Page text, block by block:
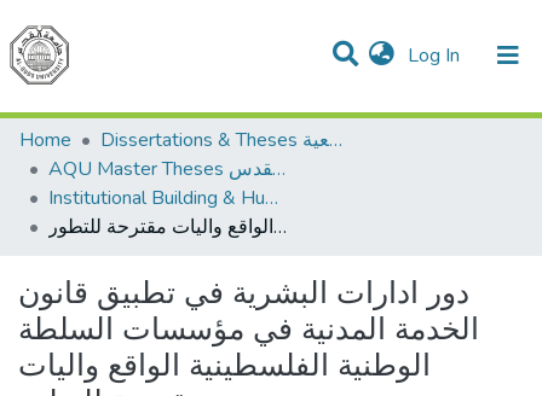
Log In (current)
Communities & Collections
All of DSpace
Home
Dissertations & Theses الرسائل الجامعية
AQU Master Theses الرسائل الجامعية الخاصة بجامعة القدس
Institutional Building & Human Res. Dev. بناء مؤسسات وتنمية موارد بشرية
دور ادارات البشرية في تطبيق قانون الخدمة المدنية في مؤسسات السلطة الوطنية الفلسطينية الواقع واليات مقترحة للتطور
دور ادارات البشرية في تطبيق قانون
الخدمة المدنية في مؤسسات السلطة
الوطنية الفلسطينية الواقع واليات